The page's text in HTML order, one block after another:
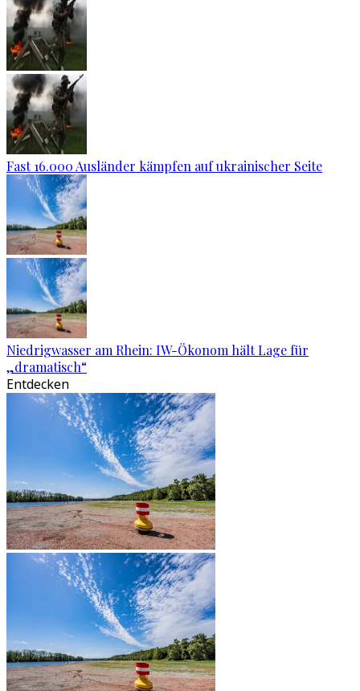
Fast 16.000 Ausländer kämpfen auf ukrainischer Seite
Niedrigwasser am Rhein: IW-Ökonom hält Lage für
„dramatisch“
Entdecken